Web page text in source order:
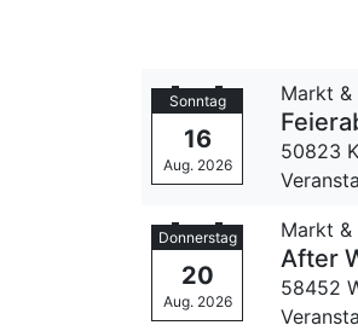
Sonntag
16
Aug. 2026
Markt
50823
Donnerstag
20
Aug. 2026
Markt
After
58452